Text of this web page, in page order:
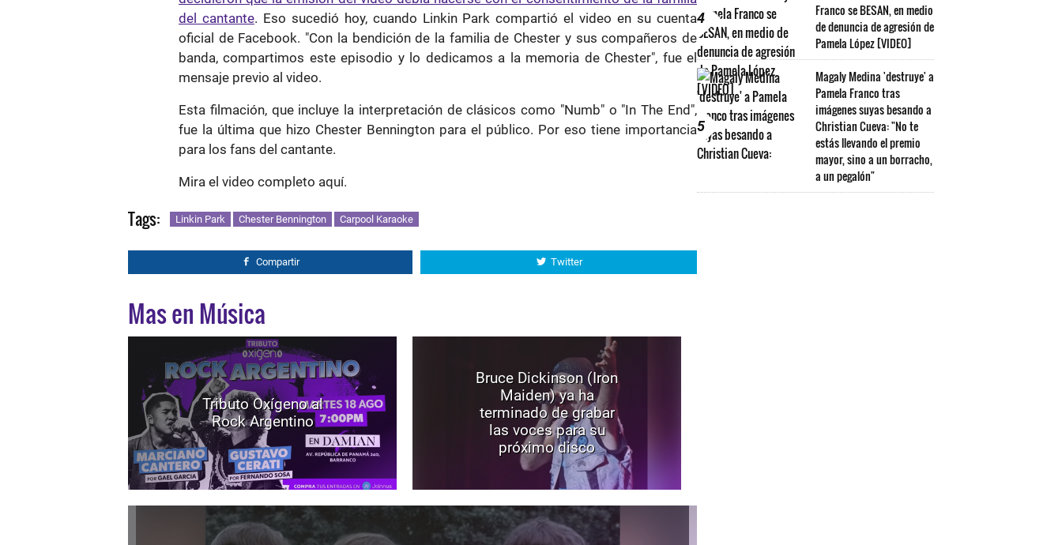
del cantante. Eso sucedió hoy, cuando Linkin Park compartió el video en su cuenta
oficial de Facebook. "Con la bendición de la familia de Chester y sus compañeros de
banda, compartimos este episodio y lo dedicamos a la memoria de Chester", fue el
mensaje previo al video.
Esta filmación, que incluye la interpretación de clásicos como "Numb" o "In The End",
fue la última que hizo Chester Bennington para el público. Por eso tiene importancia
para los fans del cantante.
Mira el video completo aquí.
Tags: Linkin Park Chester Bennington Carpool Karaoke
Compartir Twitter
Mas en Música
Tributo Oxígeno al
Rock Argentino
Bruce Dickinson (Iron
Maiden) ya ha
terminado de grabar
las voces para su
próximo disco
4
Franco se BESAN, en medio
de denuncia de agresión de
Pamela López [VIDEO]
5
Magaly Medina 'destruye' a
Pamela Franco tras
imágenes suyas besando a
Christian Cueva: "No te
estás llevando el premio
mayor, sino a un borracho,
a un pegalón"